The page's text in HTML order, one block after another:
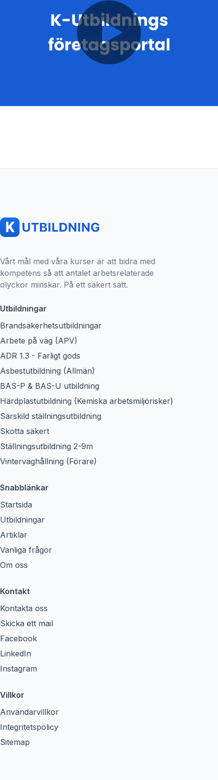
Vårt mål med våra kurser är att bidra med
kompetens så att antalet arbetsrelaterade
olyckor minskar. På ett säkert sätt.
Utbildningar
Brandsäkerhetsutbildningar
Arbete på väg (APV)
ADR 1.3 - Farligt gods
Asbestutbildning (Allmän)
BAS-P & BAS-U utbildning
Härdplastutbildning (Kemiska arbetsmiljörisker)
Särskild ställningsutbildning
Skotta säkert
Ställningsutbildning 2-9m
Vinterväghållning (Förare)
Snabblänkar
Startsida
Utbildningar
Artiklar
Vanliga frågor
Om oss
Kontakt
Kontakta oss
Skicka ett mail
Facebook
LinkedIn
Instagram
Villkor
Användarvillkor
Integritetspolicy
Sitemap